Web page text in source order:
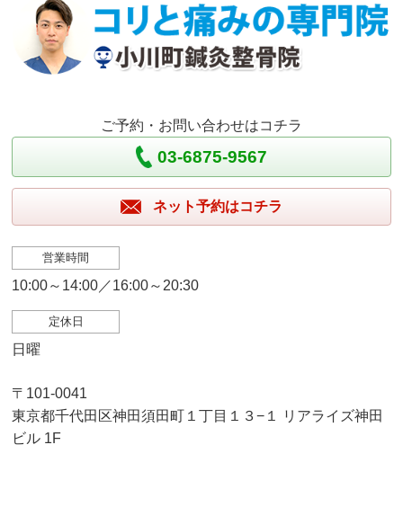
ご予約・お問い合わせはコチラ
03-6875-9567
ネット予約はコチラ
営業時間
10:00～14:00／16:00～20:30
定休日
日曜
〒101-0041
東京都千代田区神田須田町１丁目１３−１ リアライズ神田
ビル 1F